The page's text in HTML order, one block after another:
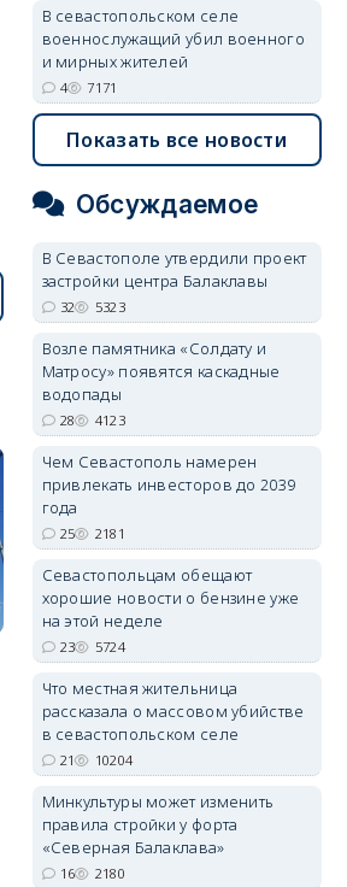
фотореп
Тайный дворик на мысе
Хрустальном: как найти
место отдыха, о котором
почти никто не знает
Под стенами Галереи искусств
прячутся руины храма,
гравийный сад и семейные
качели.
В севастопольском селе
военнослужащий убил военного
и мирных жителей
4 7171
Показать все новости
Обсуждаемое
В Севастополе утвердили проект
застройки центра Балаклавы
32 5323
Возле памятника «Солдату и
Матросу» появятся каскадные
водопады
28 4123
Чем Севастополь намерен
привлекать инвесторов до 2039
года
25 2181
Севастопольцам обещают
хорошие новости о бензине уже
на этой неделе
23 5724
Что местная жительница
рассказала о массовом убийстве
в севастопольском селе
21 10204
Минкультуры может изменить
правила стройки у форта
«Северная Балаклава»
16 2180